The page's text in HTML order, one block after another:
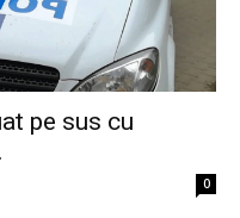
pe sus cu
0